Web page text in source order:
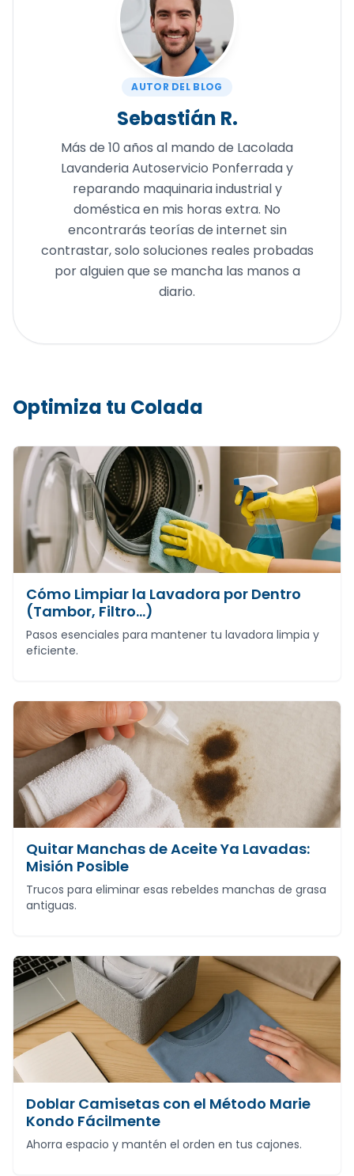
AUTOR DEL BLOG
Sebastián R.
Más de 10 años al mando de Lacolada
Lavanderia Autoservicio Ponferrada y
reparando maquinaria industrial y
doméstica en mis horas extra. No
encontrarás teorías de internet sin
contrastar, solo soluciones reales probadas
por alguien que se mancha las manos a
diario.
Optimiza tu Colada
Cómo Limpiar la Lavadora por Dentro
(Tambor, Filtro...)
Pasos esenciales para mantener tu lavadora limpia y
eficiente.
Quitar Manchas de Aceite Ya Lavadas:
Misión Posible
Trucos para eliminar esas rebeldes manchas de grasa
antiguas.
Doblar Camisetas con el Método Marie
Kondo Fácilmente
Ahorra espacio y mantén el orden en tus cajones.